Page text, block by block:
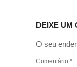
DEIXE UM
O seu
Comentário *